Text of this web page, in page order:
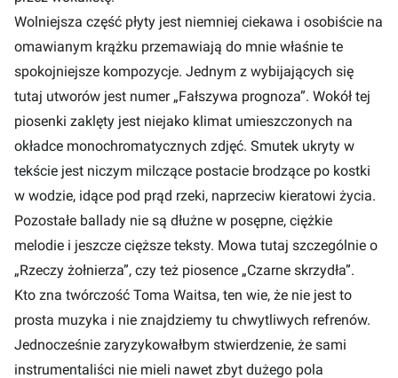
Wolniejsza część płyty jest niemniej ciekawa i osobiście na
omawianym krążku przemawiają do mnie właśnie te
spokojniejsze kompozycje. Jednym z wybijających się
tutaj utworów jest numer „Fałszywa prognoza”. Wokół tej
piosenki zaklęty jest niejako klimat umieszczonych na
okładce monochromatycznych zdjęć. Smutek ukryty w
tekście jest niczym milczące postacie brodzące po kostki
w wodzie, idące pod prąd rzeki, naprzeciw kieratowi życia.
Pozostałe ballady nie są dłużne w posępne, ciężkie
melodie i jeszcze cięższe teksty. Mowa tutaj szczególnie o
„Rzeczy żołnierza”, czy też piosence „Czarne skrzydła”.
Kto zna twórczość Toma Waitsa, ten wie, że nie jest to
prosta muzyka i nie znajdziemy tu chwytliwych refrenów.
Jednocześnie zaryzykowałbym stwierdzenie, że sami
instrumentaliści nie mieli nawet zbyt dużego pola